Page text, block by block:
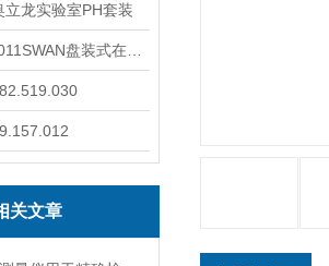
立龙实验室PH套装
关文章